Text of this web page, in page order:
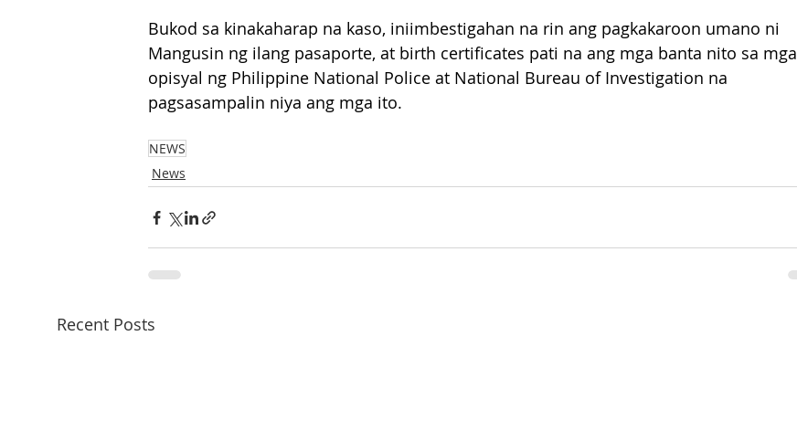
Bukod sa kinakaharap na kaso, iniimbestigahan na rin ang pagkakaroon umano ni
Mangusin ng ilang pasaporte, at birth certificates pati na ang mga banta nito sa mga
opisyal ng Philippine National Police at National Bureau of Investigation na
pagsasampalin niya ang mga ito.
NEWS
News
Recent Posts